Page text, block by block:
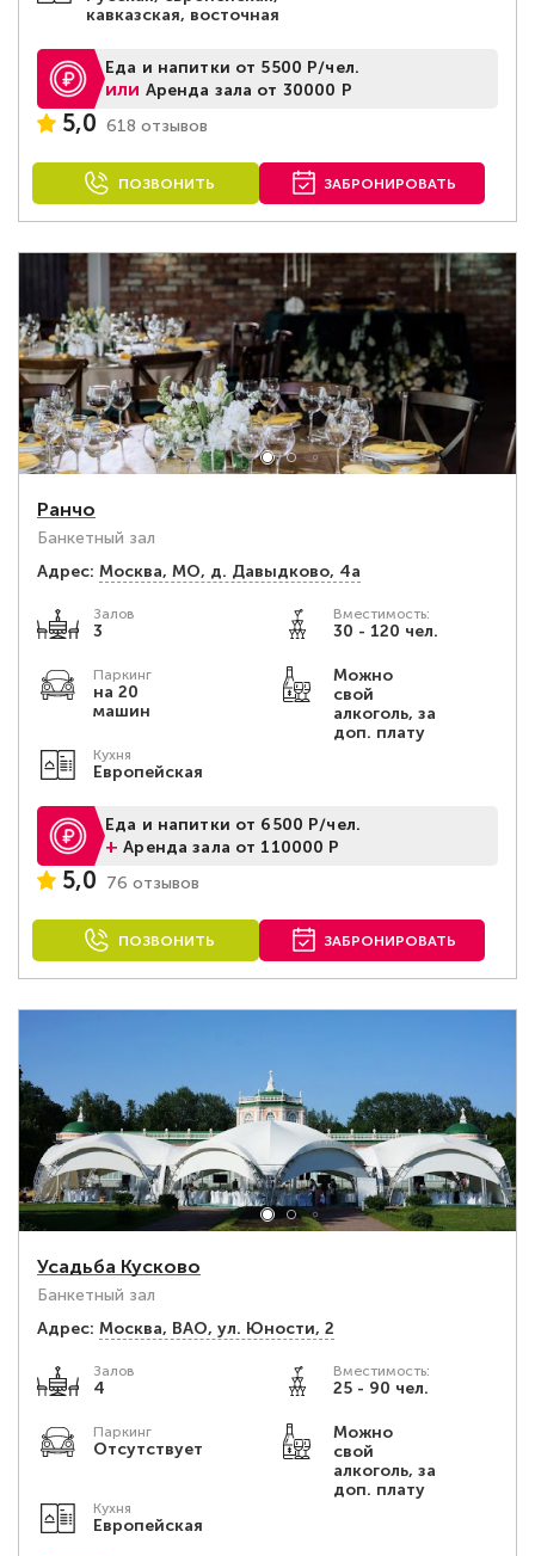
кавказская, восточная
Еда и напитки от 5500 Р/чел.
или Аренда зала от 30000 Р
5,0 618 отзывов
ПОЗВОНИТЬ ЗАБРОНИРОВАТЬ
Ранчо
Банкетный зал
Адрес: Москва, МО, д. Давыдково, 4а
Залов
3
Вместимость:
30 - 120 чел.
Паркинг
на 20
машин
Можно
свой
алкоголь, за
доп. плату
Кухня
Европейская
Еда и напитки от 6500 Р/чел.
+Аренда зала от 110000 Р
5,0 76 отзывов
ПОЗВОНИТЬ ЗАБРОНИРОВАТЬ
Усадьба Кусково
Банкетный зал
Адрес: Москва, ВАО, ул. Юности, 2
Залов
4
Вместимость:
25 - 90 чел.
Паркинг
Отсутствует
Можно
свой
алкоголь, за
доп. плату
Кухня
Европейская